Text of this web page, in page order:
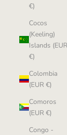
€)
Cocos
(Keeling)
Islands (EUR
€)
Colombia
(EUR €)
Comoros
(EUR €)
Congo -